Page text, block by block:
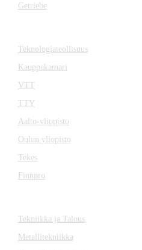
Getriebe
Teknologiateollisuus
Kauppakamari
VTT
TTY
Aalto-yliopisto
Oulun yliopisto
Tekes
Finnpro
Tekniikka ja Talous
Metallitekniikka